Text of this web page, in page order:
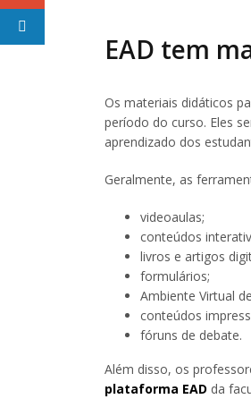
EAD tem
Os materiais didáticos
período do curso. Eles
aprendizado dos
Geralmente, as
videoaulas;
conteúdos
livros e artigos
formulários;
Ambiente Virtual
conteúdos
fóruns de debate.
Além disso, os
plataforma EAD da